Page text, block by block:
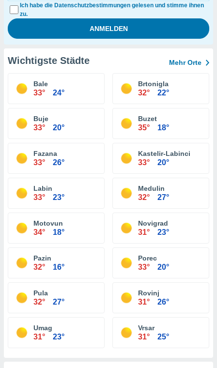
Ich habe die Datenschutzbestimmungen gelesen und stimme ihnen
zu.
Wichtigste Städte Mehr Orte
Bale
33° 24°
Brtonigla
32° 22°
Buje
33° 20°
Buzet
35° 18°
Fazana
33° 26°
Kastelir-Labinci
33° 20°
Labin
33° 23°
Medulin
32° 27°
Motovun
34° 18°
Novigrad
31° 23°
Pazin
32° 16°
Porec
33° 20°
Pula
32° 27°
Rovinj
31° 26°
Umag
31° 23°
Vrsar
31° 25°